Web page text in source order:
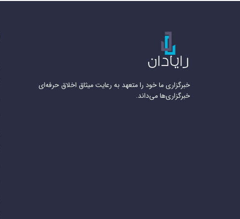
خبرگزاری ما خود را متعهد به رعایت میثاق اخلاق حرفه‌ای
خبرگزاری‌ها می‌داند.